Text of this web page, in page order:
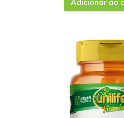
Adicionar ao